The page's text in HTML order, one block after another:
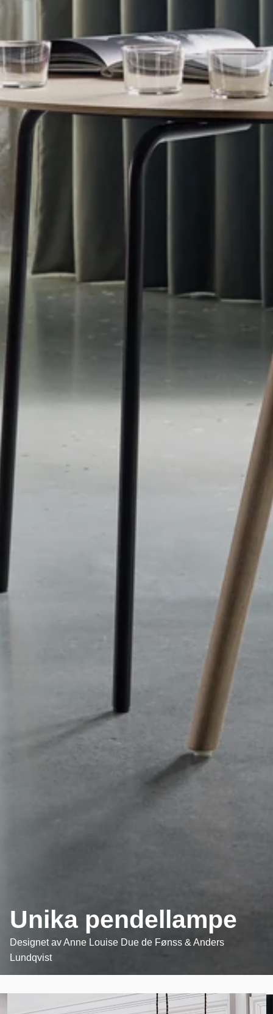
Unika pendellampe
Designet avAnne Louise Due de Fønss & Anders
Lundqvist